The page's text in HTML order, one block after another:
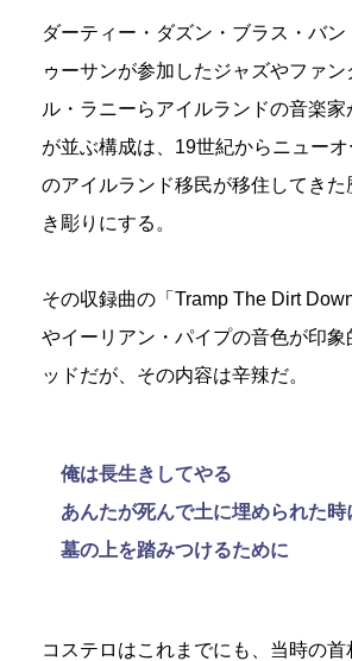
ダーティー・ダズン・ブラス・バン
ゥーサンが参加したジャズやファン
ル・ラニーらアイルランドの音楽家
が並ぶ構成は、19世紀からニューオ
のアイルランド移民が移住してき
き彫りにする。
その収録曲の「Tramp The Dirt
やイーリアン・パイプの音色が印象
ッドだが、その内容は辛辣だ。
俺は長生きしてやる
あんたが死んで土に埋められた時
墓の上を踏みつけるために
コステロはこれまでにも、当時の